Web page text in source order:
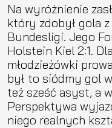
Na wyróżnienie
który zdobył gola
Bundesligi. Jego
Holstein Kiel 2:1.
młodzieżówki
był to siódmy gol
też sześć asyst, a
Perspektywa
niego realnych